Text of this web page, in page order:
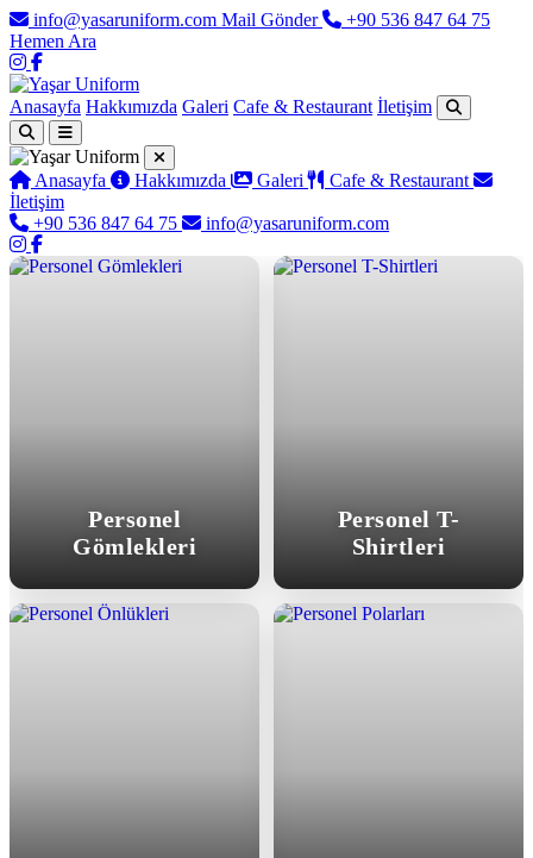
info@yasaruniform.com Mail Gönder
+90 536 847 64 75
Hemen Ara
Anasayfa Hakkımızda Galeri Cafe & Restaurant İletişim
Anasayfa Hakkımızda Galeri
Cafe & Restaurant
İletişim
+90 536 847 64 75
info@yasaruniform.com
Yaşar Uniform - Profesyonel İş
Personel
Gömlekleri
Personel T-
Shirtleri